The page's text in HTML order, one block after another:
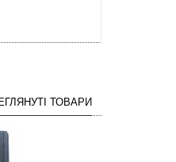
ТОВАРИ